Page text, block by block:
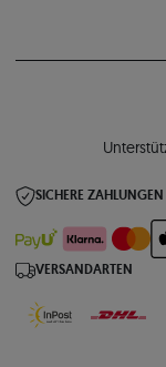
SICHERE ZAHLUNGEN
VERSANDARTEN